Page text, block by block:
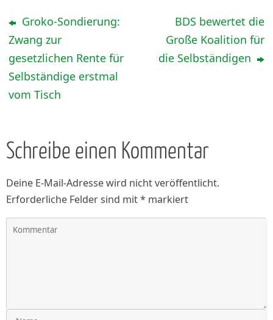
Groko-Sondierung:
Zwang zur
gesetzlichen Rente für
Selbständige erstmal
vom Tisch
BDS bewertet die
Große Koalition für
die Selbständigen
Schreibe einen Kommentar
Deine E-Mail-Adresse wird nicht veröffentlicht.
Erforderliche Felder sind mit* markiert